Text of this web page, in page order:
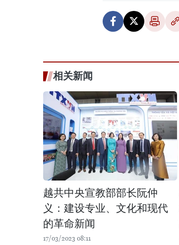
相关新闻
越共中央宣教部部长阮仲
义：建设专业、文化和现代
的革命新闻
17/03/2023 08:11